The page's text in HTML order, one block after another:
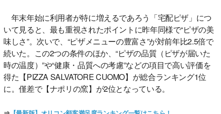
年末年始に利用者が特に増えるであろう「宅配ピザ」につ
いて見ると、最も重視されたポイントに昨年同様で“ピザの美
味しさ”。次いで、“ピザメニューの豊富さ”が対前年比2.5倍で
続いた。この2つの条件のほか、“ピザの品質（ピザが届いた
時の温度）”や“健康・品質への考慮”などの項目で高い評価を
得た【PIZZA SALVATORE CUOMO】が総合ランキング1位
に。僅差で【ナポリの窯】が2位となっている。